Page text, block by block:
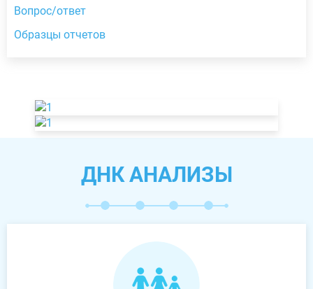
Вопрос/ответ
Образцы отчетов
ДНК АНАЛИЗЫ